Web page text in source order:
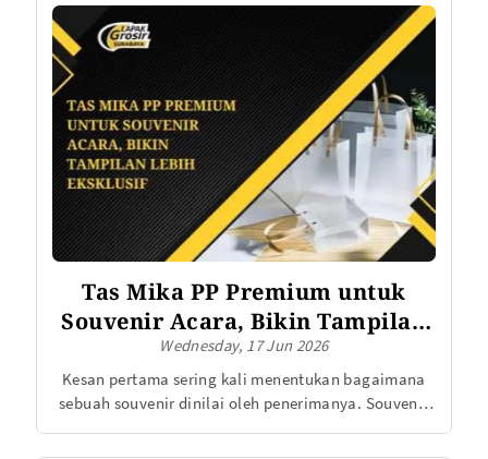
atau hadiah kecil akan terlihat lebih menarik ketika
dikemas secara rapi dan sesuai dengan karakter
Tas Mika PP Premium untuk
Souvenir Acara, Bikin Tampilan
Lebih Eksklusif
Wednesday, 17 Jun 2026
Kesan pertama sering kali menentukan bagaimana
sebuah souvenir dinilai oleh penerimanya. Souvenir